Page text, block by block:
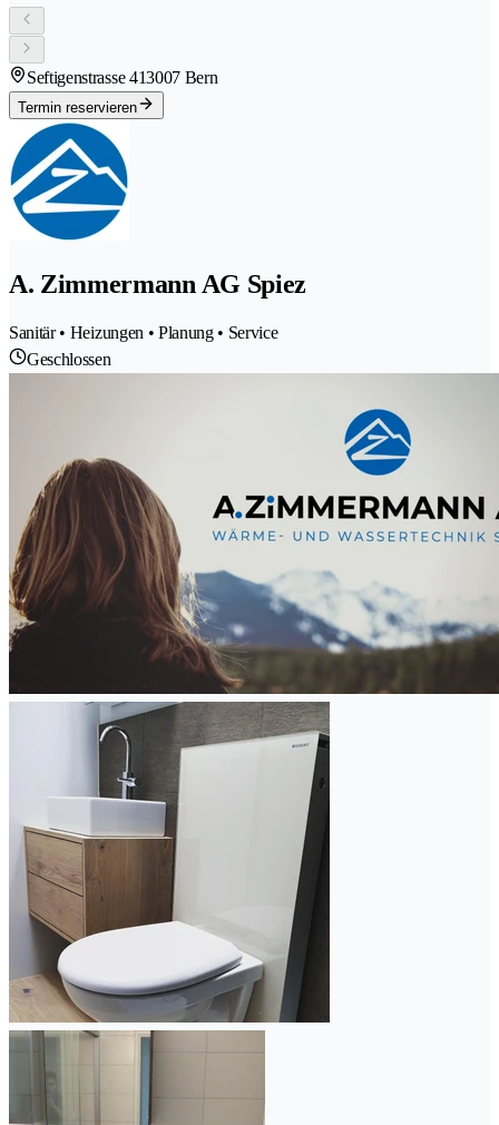
Seftigenstrasse 413007 Bern
Termin reservieren
A. Zimmermann AG Spiez
Sanitär • Heizungen • Planung • Service
Geschlossen